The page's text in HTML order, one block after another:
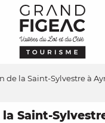
de la Saint-Sylvestre à
Saint-